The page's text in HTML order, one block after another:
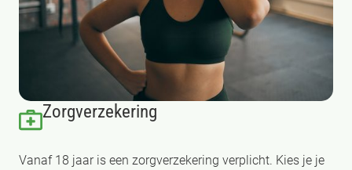
Zorgverzekering
Vanaf 18 jaar is een zorgverzekering verplicht. Kies je je